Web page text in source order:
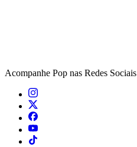
Acompanhe Pop nas Redes Sociais